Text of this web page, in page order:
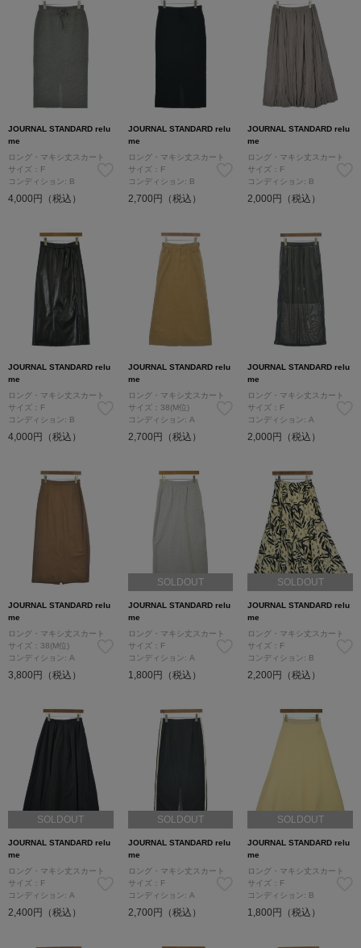
JOURNAL STANDARD relu
me
ロング・マキシ丈スカート
サイズ：F
コンディション: B
4,000円（税込）
JOURNAL STANDARD relu
me
ロング・マキシ丈スカート
サイズ：F
コンディション: B
2,700円（税込）
JOURNAL STANDARD relu
me
ロング・マキシ丈スカート
サイズ：F
コンディション: B
2,000円（税込）
JOURNAL STANDARD relu
me
ロング・マキシ丈スカート
サイズ：F
コンディション: B
4,000円（税込）
JOURNAL STANDARD relu
me
ロング・マキシ丈スカート
サイズ：38(M位)
コンディション: A
2,700円（税込）
JOURNAL STANDARD relu
me
ロング・マキシ丈スカート
サイズ：F
コンディション: A
2,000円（税込）
JOURNAL STANDARD relu
me
ロング・マキシ丈スカート
サイズ：38(M位)
コンディション: A
3,800円（税込）
SOLDOUT
JOURNAL STANDARD relu
me
ロング・マキシ丈スカート
サイズ：F
コンディション: A
1,800円（税込）
SOLDOUT
JOURNAL STANDARD relu
me
ロング・マキシ丈スカート
サイズ：F
コンディション: B
2,200円（税込）
SOLDOUT
JOURNAL STANDARD relu
me
ロング・マキシ丈スカート
サイズ：F
コンディション: A
2,400円（税込）
SOLDOUT
JOURNAL STANDARD relu
me
ロング・マキシ丈スカート
サイズ：F
コンディション: A
2,700円（税込）
SOLDOUT
JOURNAL STANDARD relu
me
ロング・マキシ丈スカート
サイズ：F
コンディション: B
1,800円（税込）